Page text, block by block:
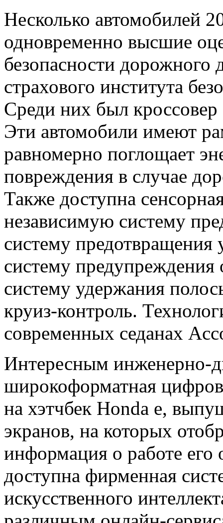
Несколько автомобилей
одновременно высшие
безопасности
страхового института
Среди них был
Эти автомобили имеют
равномерно поглощает
повреждения в случае
Также доступна
независимую систему
систему
систему
систему удержания
круиз-контроль.
современных седанах
Интересным инженерно-
широкоформатная
на хэтчбек Honda e,
экранов, на которых
информация о работе
доступна фирменная
искусственного